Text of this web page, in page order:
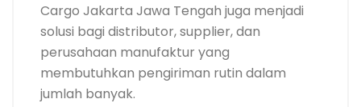
Cargo Jakarta Jawa Tengah juga menjadi
solusi bagi distributor, supplier, dan
perusahaan manufaktur yang
membutuhkan pengiriman rutin dalam
jumlah banyak.